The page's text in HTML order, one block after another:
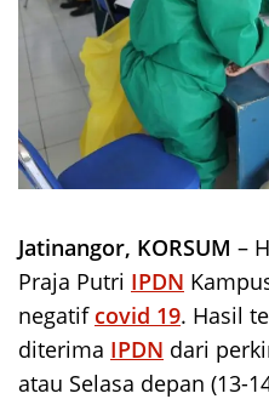
Jatinangor, KORSUM –
Praja Putri IPDN
negatif covid 19. Hasil
diterima IPDN dari
atau Selasa depan (13-